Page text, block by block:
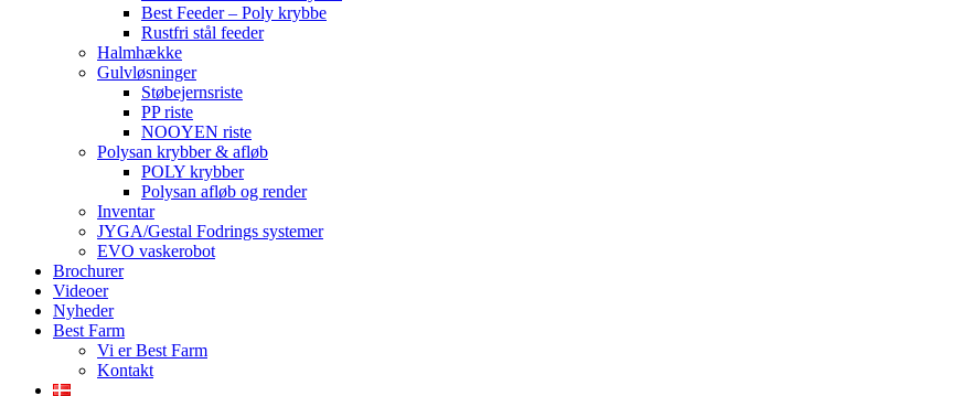
Best Feeder – Poly krybbe
Rustfri stål feeder
Halmhække
Gulvløsninger
Støbejernsriste
PP riste
NOOYEN riste
Polysan krybber & afløb
POLY krybber
Polysan afløb og render
Inventar
JYGA/Gestal Fodrings systemer
EVO vaskerobot
Brochurer
Videoer
Nyheder
Best Farm
Vi er Best Farm
Kontakt